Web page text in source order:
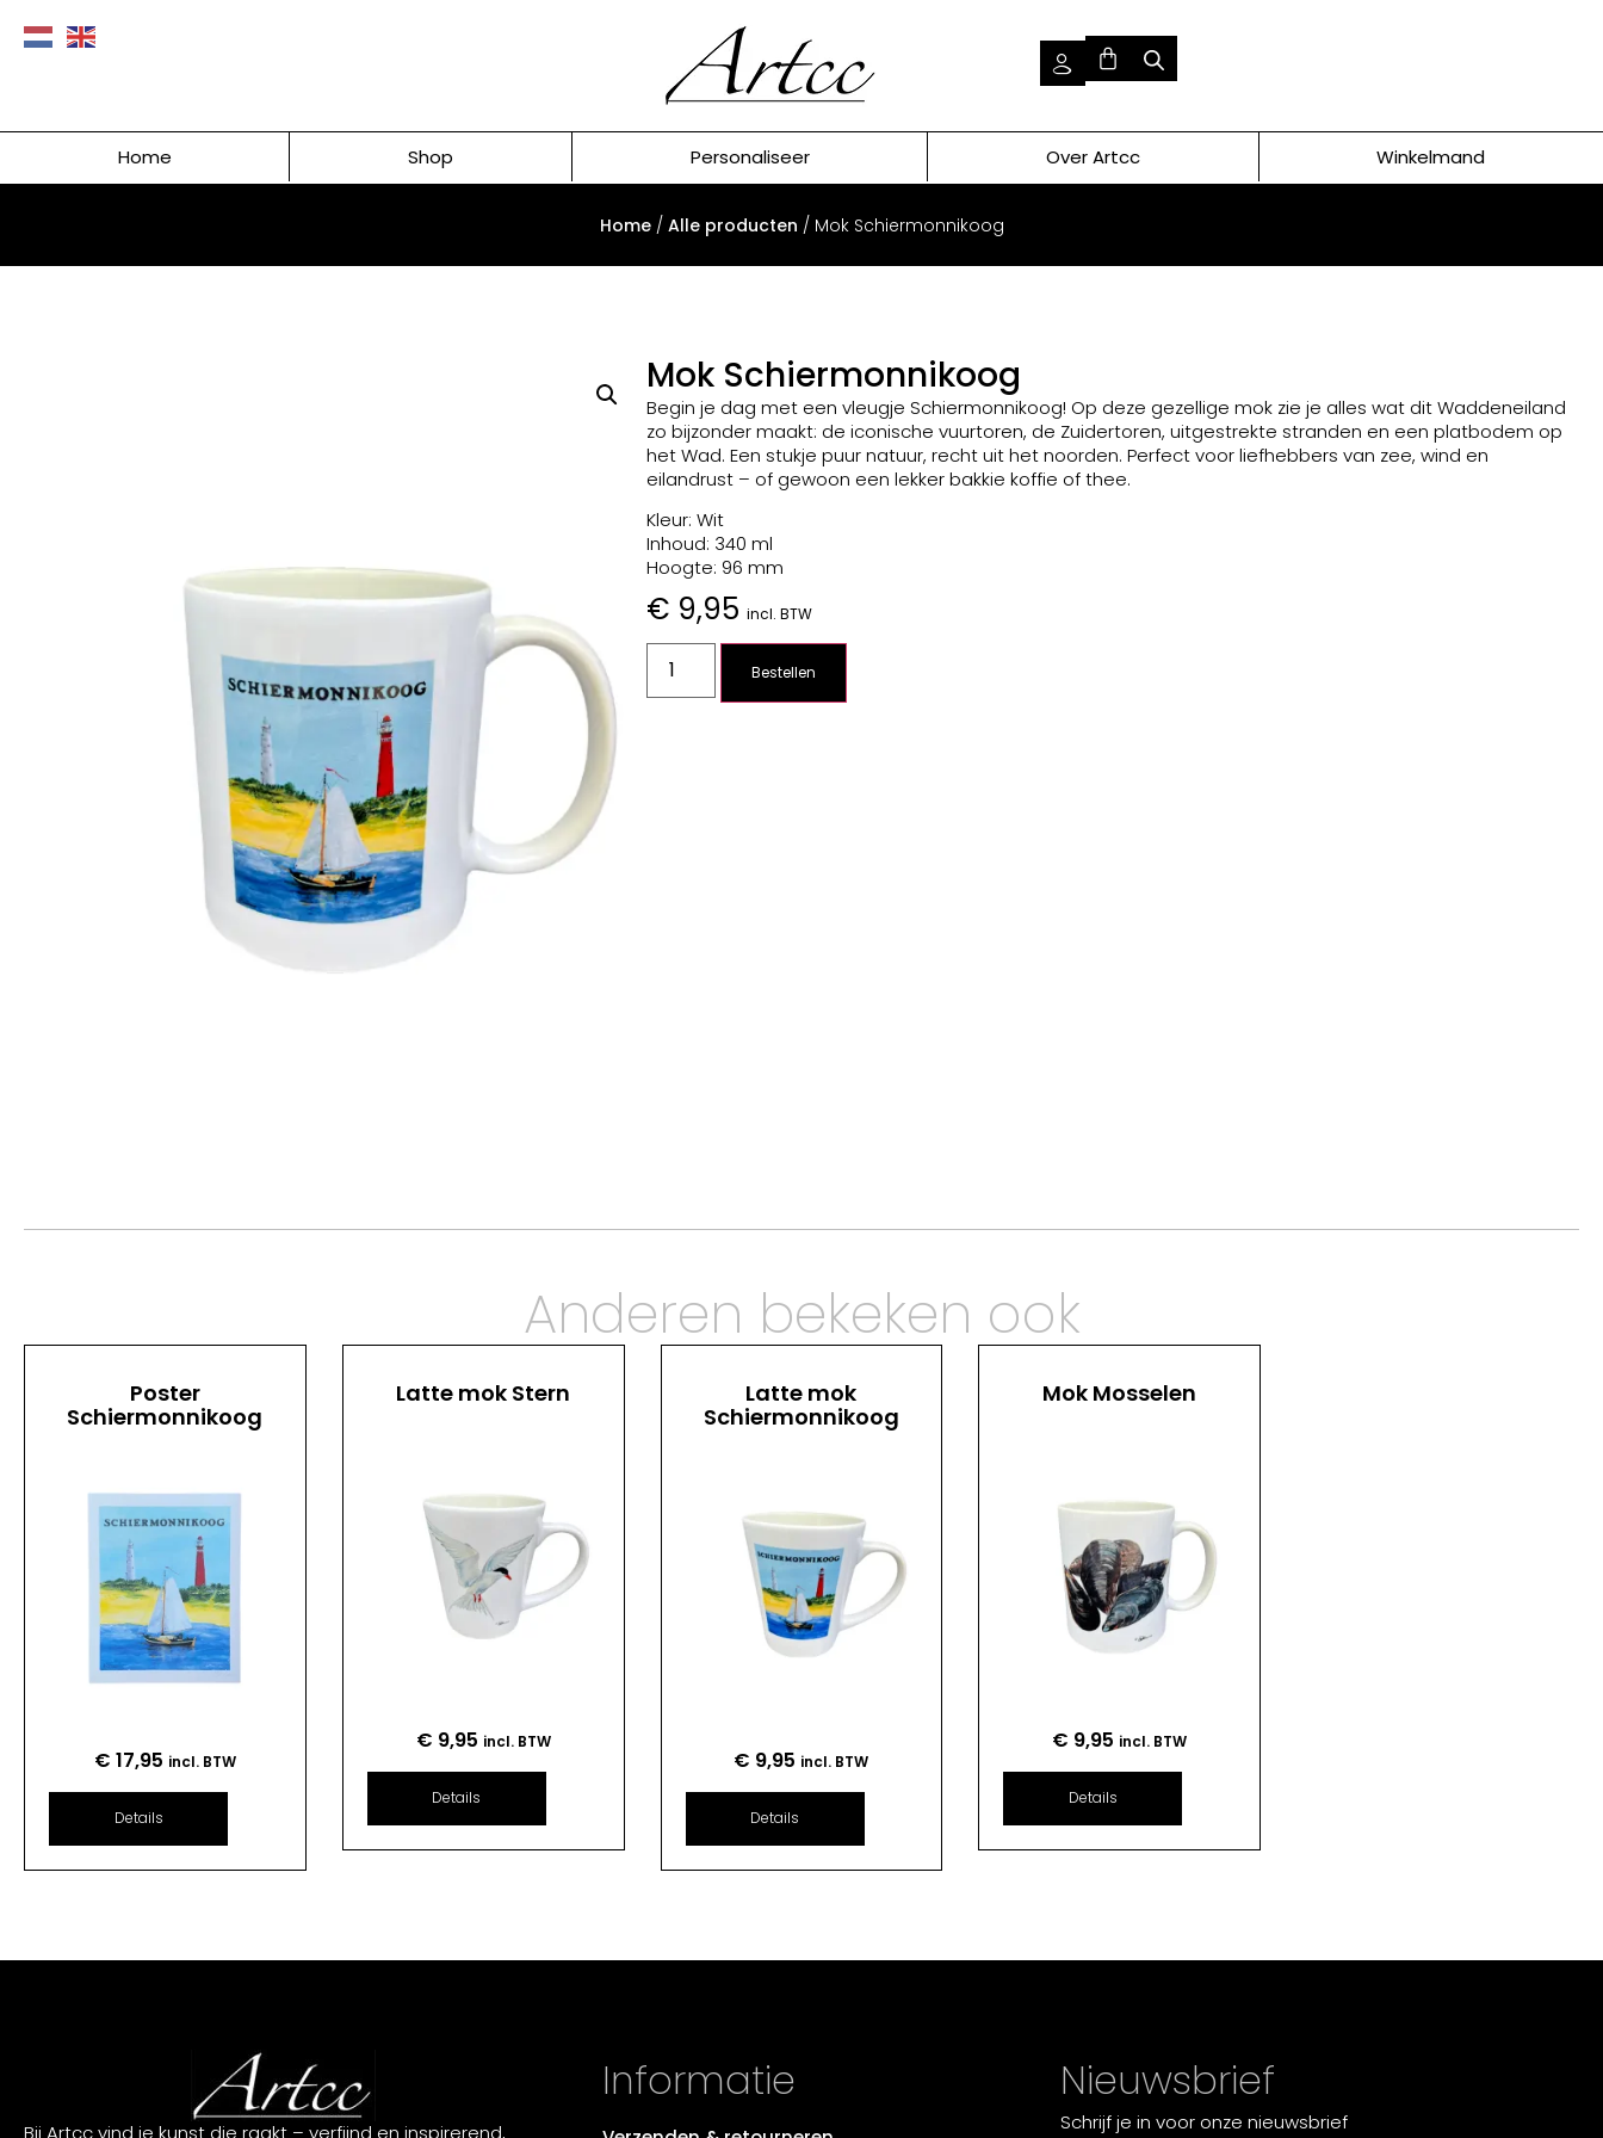
Home Shop Personaliseer Over Artcc Winkelmand
Home/ Alle producten / Mok Schiermonnikoog
Mok Schiermonnikoog
Begin je dag met een vleugje Schiermonnikoog! Op deze gezellige mok zie je alles wat dit Waddeneiland
zo bijzonder maakt: de iconische vuurtoren, de Zuidertoren, uitgestrekte stranden en een platbodem op
het Wad. Een stukje puur natuur, recht uit het noorden. Perfect voor liefhebbers van zee, wind en
eilandrust – of gewoon een lekker bakkie koffie of thee.
Kleur: Wit
Inhoud: 340 ml
Hoogte: 96 mm
€ 9,95 incl. BTW
Bestellen
Anderen bekeken ook
Poster
Schiermonnikoog
€ 17,95 incl. BTW
Details
Latte mok Stern
€ 9,95 incl. BTW
Details
Latte mok
Schiermonnikoog
€ 9,95 incl. BTW
Details
Mok Mosselen
€ 9,95 incl. BTW
Details
Bij Artcc vind je kunst die raakt – verfijnd en inspirerend,
Informatie Nieuwsbrief
Schrijf je in voor onze nieuwsbrief